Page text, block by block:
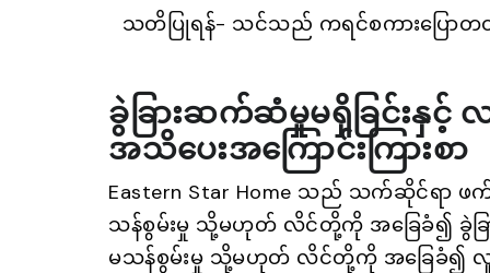
သတိပြုရန်- သင်သည် ကရင်စကားပြောတ
ခွဲခြားဆက်ဆံမှုမရှိခြင်းနှင့်
အသိပေးအကြောင်းကြားစာ
Eastern Star Home သည် သက်ဆိုင်ရာ ဖက်
သန်စွမ်းမှု သို့မဟုတ် လိင်တို့ကို အခြေခံ၍ ခွဲခြာ
မသန်စွမ်းမှု သို့မဟုတ် လိင်တို့ကို အခြေခံ၍ လူမျ